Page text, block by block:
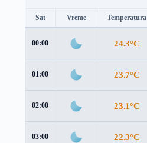
Sat Vreme Temperatura
00:00 24.3°C
01:00 23.7°C
02:00 23.1°C
03:00 22.3°C